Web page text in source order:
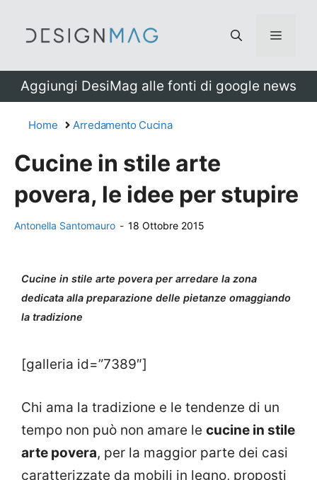
Menu
Aggiungi DesiMag alle fonti di google news
Home Arredamento Cucina
Cucine in stile arte
povera, le idee per stupire
Antonella Santomauro - 18 Ottobre 2015
Cucine in stile arte povera per arredare la zona
dedicata alla preparazione delle pietanze omaggiando
la tradizione
[galleria id=”7389″]
Chi ama la tradizione e le tendenze di un
tempo non può non amare le cucine in stile
arte povera, per la maggior parte dei casi
caratterizzate da mobili in legno, proposti